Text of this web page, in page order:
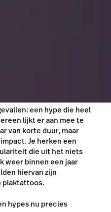
een hype die heel
lijkt er aan mee te
van korte duur, maar
Je herken een
die uit het niets
weer binnen een jaar
hiervan zijn
plaktattoos.
hypes nu precies